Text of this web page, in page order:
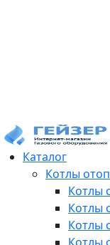
Каталог
Котлы
Котлы
Котлы
Котлы